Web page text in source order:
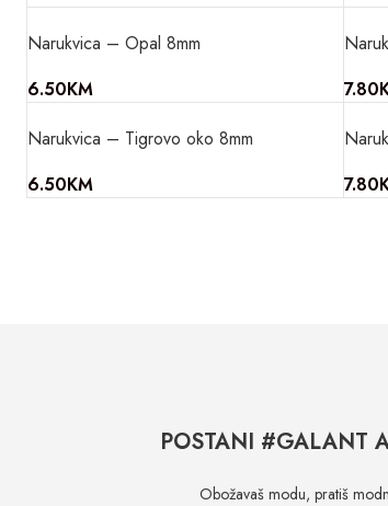
Narukvica – Opal 8mm
6.50KM
7.80
Narukvica – Tigrovo oko 8mm
6.50KM
7.80
POSTANI #GALANT
Obožavaš modu, pratiš